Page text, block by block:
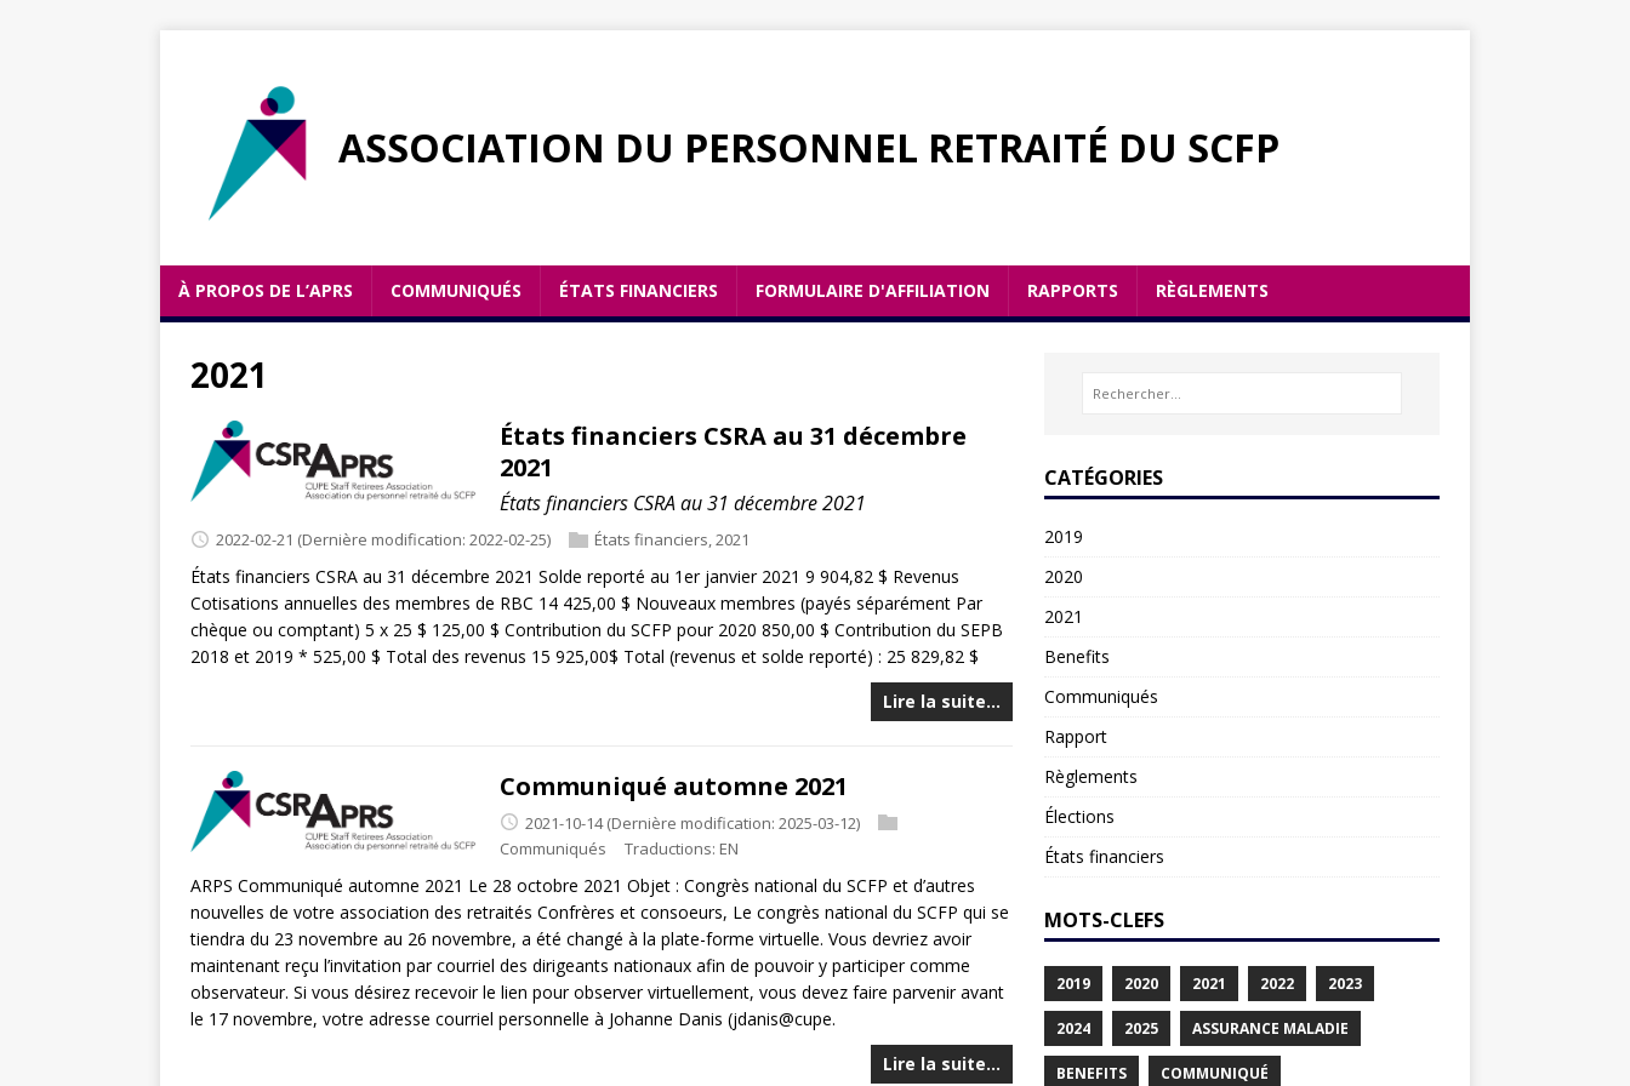
ASSOCIATION DU PERSONNEL RETRAITÉ DU SCFP
À PROPOS DE L’APRS COMMUNIQUÉS ÉTATS FINANCIERS FORMULAIRE D'AFFILIATION RAPPORTS RÈGLEMENTS
2021
États financiers CSRA au 31 décembre
2021
États financiers CSRA au 31 décembre 2021
2022-02-21 (Dernière modification: 2022-02-25) États financiers 2021
États financiers CSRA au 31 décembre 2021 Solde reporté au 1er janvier 2021 9 904,82 $ Revenus
Cotisations annuelles des membres de RBC 14 425,00 $ Nouveaux membres (payés séparément Par
chèque ou comptant) 5 x 25 $ 125,00 $ Contribution du SCFP pour 2020 850,00 $ Contribution du SEPB
2018 et 2019 * 525,00 $ Total des revenus 15 925,00$ Total (revenus et solde reporté) : 25 829,82 $
Lire la suite…
Communiqué automne 2021
2021-10-14 (Dernière modification: 2025-03-12)
Communiqués
Traductions: EN
ARPS Communiqué automne 2021 Le 28 octobre 2021 Objet : Congrès national du SCFP et d’autres
nouvelles de votre association des retraités Confrères et consoeurs, Le congrès national du SCFP qui se
tiendra du 23 novembre au 26 novembre, a été changé à la plate-forme virtuelle. Vous devriez avoir
maintenant reçu l’invitation par courriel des dirigeants nationaux afin de pouvoir y participer comme
observateur. Si vous désirez recevoir le lien pour observer virtuellement, vous devez faire parvenir avant
le 17 novembre, votre adresse courriel personnelle à Johanne Danis (jdanis@cupe.
Lire la suite…
CATÉGORIES
2019
2020
2021
Benefits
Communiqués
Rapport
Règlements
Élections
États financiers
MOTS-CLEFS
2019 2020 2021 2022 2023
2024 2025 ASSURANCE MALADIE
BENEFITS COMMUNIQUÉ